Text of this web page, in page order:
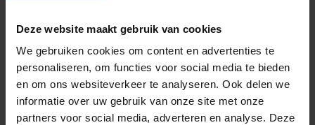
Deze website maakt gebruik van cookies
We gebruiken cookies om content en advertenties te
personaliseren, om functies voor social media te bieden
en om ons websiteverkeer te analyseren. Ook delen we
informatie over uw gebruik van onze site met onze
partners voor social media, adverteren en analyse. Deze